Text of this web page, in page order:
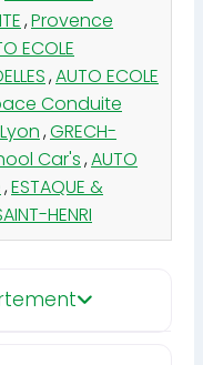
,Provence
ECOLE
,AUTO ECOLE
Conduite
,GRECH-
Car's,AUTO
,ESTAQUE &
HENRI